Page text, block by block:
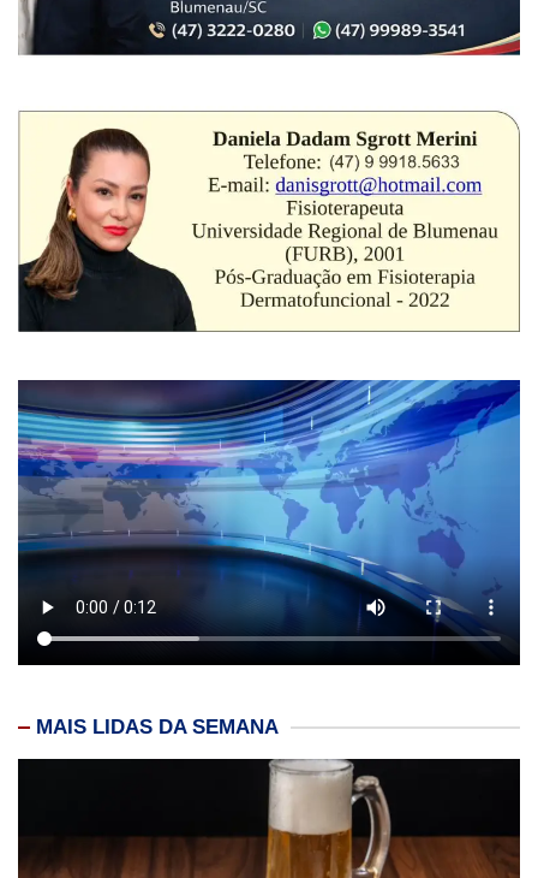
MAIS LIDAS DA SEMANA